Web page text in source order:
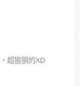
超狼狽的XD